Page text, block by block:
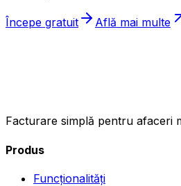
Începe gratuit Află mai multe
Facturare simplă pentru afaceri
Produs
Funcționalități